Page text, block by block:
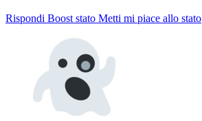
Rispondi Boost stato Metti mi piace allo stato